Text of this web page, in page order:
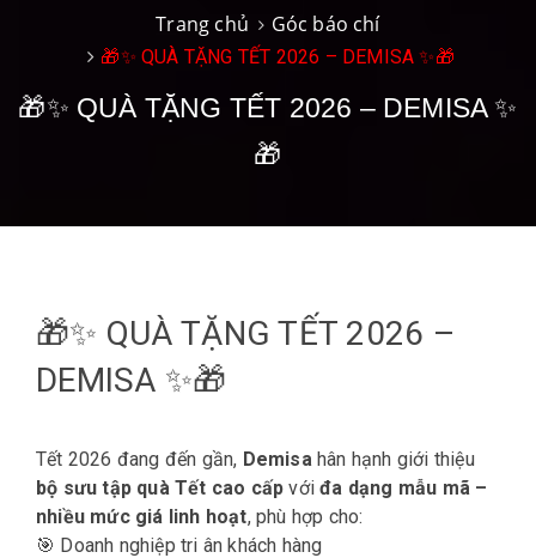
Trang chủ Góc báo chí
🎁✨ QUÀ TẶNG TẾT 2026 – DEMISA ✨🎁
🎁✨ QUÀ TẶNG TẾT 2026 – DEMISA ✨
🎁
🎁✨ QUÀ TẶNG TẾT 2026 –
DEMISA ✨🎁
Tết 2026 đang đến gần, Demisahân hạnh giới thiệu
bộ sưu tập quà Tết cao cấp vớiđa dạng mẫu mã –
nhiều mức giá linh hoạt, phù hợp cho:
🎯 Doanh nghiệp tri ân khách hàng